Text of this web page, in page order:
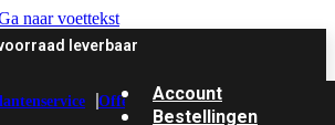
naar voettekst
leverbaar
Offerte
Account
Bestellingen